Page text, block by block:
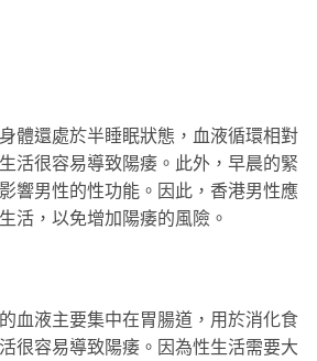
體還處於半睡眠狀態，血液循環相對
活很容易導致陽痿。此外，早晨的緊
響男性的性功能。因此，香港男性應
活，以免增加陽痿的風險。
血液主要集中在胃腸道，用於消化食
很容易導致陽痿。因為性生活需要大